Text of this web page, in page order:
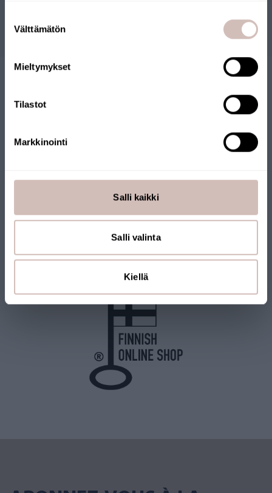
valinta
Välttämätön
Mieltymykset
Tilastot
Markkinointi
Salli kaikki
Salli valinta
Kiellä
Questions
FINLANDAISE
Notre boutique en ligne a reçu le label Key Flag. La boutique
est gérée par une entreprise finlandaise et les produits sont
également le label Key Flag.
Pays de